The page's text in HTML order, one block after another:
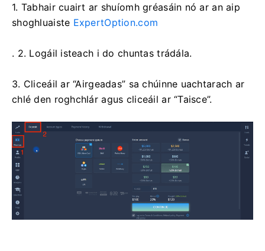
1. Tabhair cuairt ar shuíomh gréasáin nó ar an aip
shoghluaiste ExpertOption.com
. 2. Logáil isteach i do chuntas trádála.
3. Cliceáil ar “Airgeadas” sa chúinne uachtarach ar
chlé den roghchlár agus cliceáil ar “Taisce”.